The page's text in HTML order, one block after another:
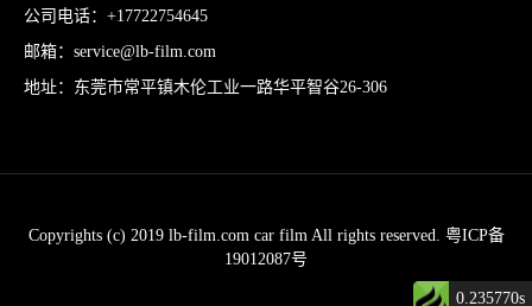
公司电话：+17722754645
邮箱：service@lb-film.com
地址：东莞市常平镇木伦工业一路华平智谷26-306
Copyrights (c) 2019 lb-film.com car film All rights reserved. 粤ICP备
19012087号
0.235770s